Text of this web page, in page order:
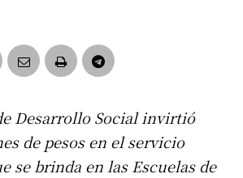
Desarrollo Social invirtió
de pesos en el servicio
se brinda en las Escuelas de